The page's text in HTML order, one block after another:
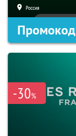
Россия
Промокод
-30%